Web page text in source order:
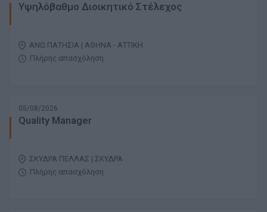
Υψηλόβαθμο Διοικητικό Στέλεχος
ΑΝΩ ΠΑΤΗΣΙΑ | ΑΘΗΝΑ - ΑΤΤΙΚΗ
Πλήρης απασχόληση
05/08/2026
Quality Manager
ΣΚΥΔΡΑ ΠΕΛΛΑΣ | ΣΚΥΔΡΑ
Πλήρης απασχόληση